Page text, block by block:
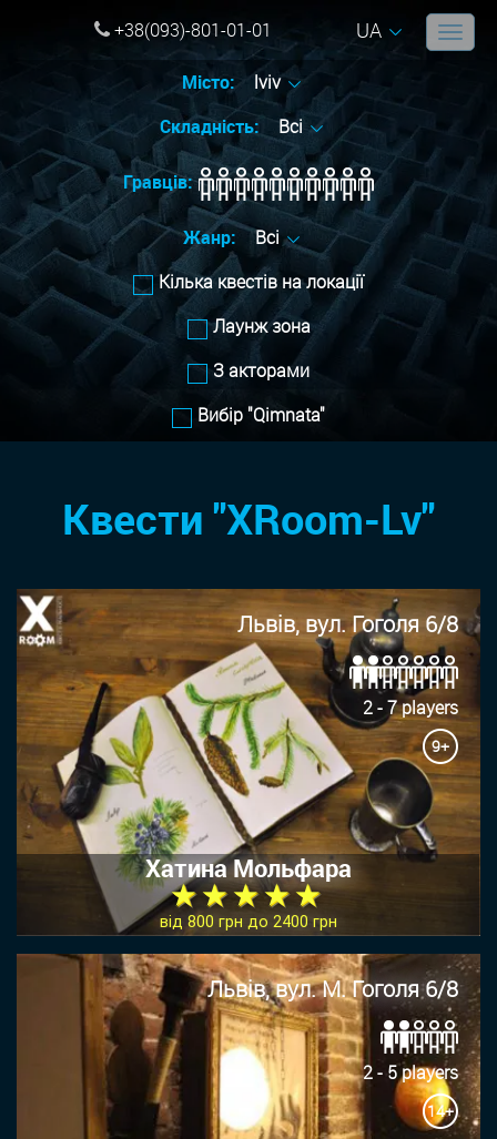
+38(093)-801-01-01 UA
Місто:
lviv
Складність:
Всі
Гравців:
Жанр:
Всі
Кілька квестів на локації
Лаунж зона
З акторами
Вибір "Qimnata"
Квести "XRoom-Lv"
Львів, вул. Гоголя 6/8
2 - 7 players
9+
Хатина Мольфара
★ ★ ★ ★ ★
від 800 грн до 2400 грн
Львів, вул. М. Гоголя 6/8
2 - 5 players
14+